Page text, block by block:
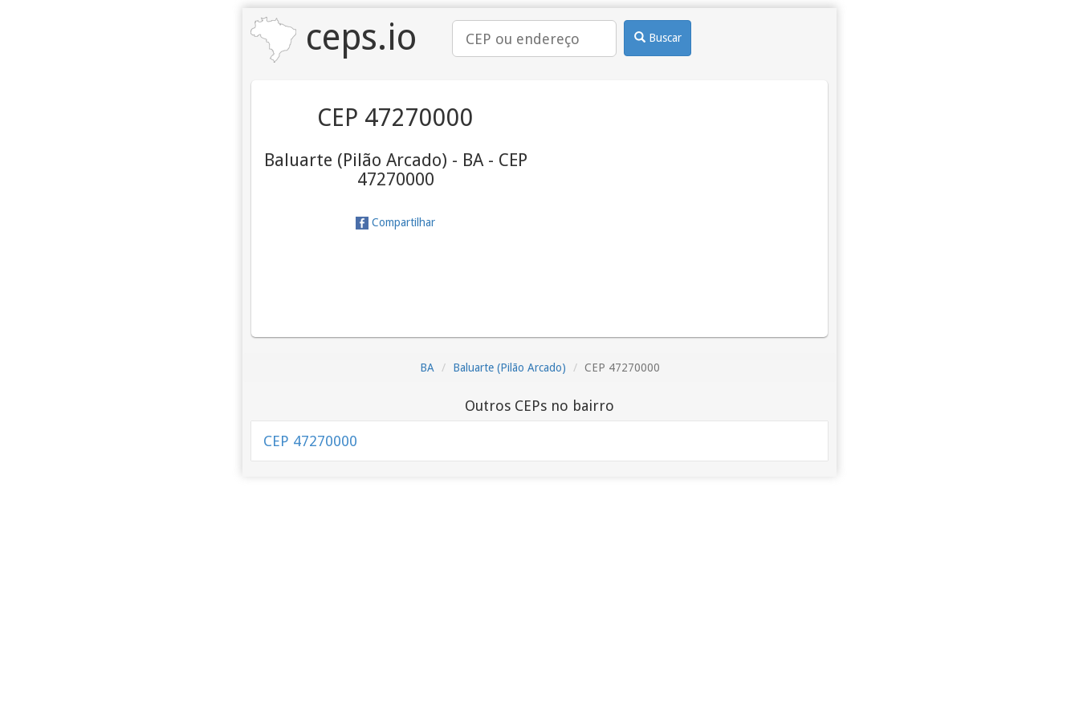
ceps.io Buscar
CEP 47270000
Baluarte (Pilão Arcado) - BA - CEP
47270000
Compartilhar
BA Baluarte (Pilão Arcado) CEP 47270000
Outros CEPs no bairro
CEP 47270000